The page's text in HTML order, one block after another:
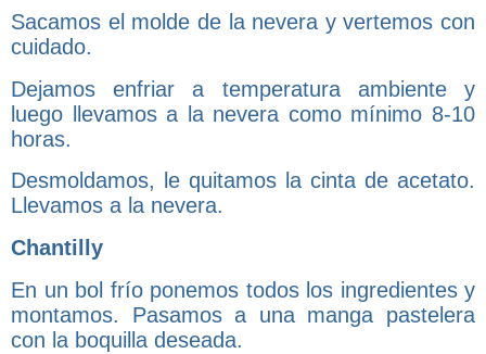
Sacamos el molde de la nevera y vertemos con
cuidado.
Dejamos enfriar a temperatura ambiente y
luego llevamos a la nevera como mínimo 8-10
horas.
Desmoldamos, le quitamos la cinta de acetato.
Llevamos a la nevera.
Chantilly
En un bol frío ponemos todos los ingredientes y
montamos. Pasamos a una manga pastelera
con la boquilla deseada.